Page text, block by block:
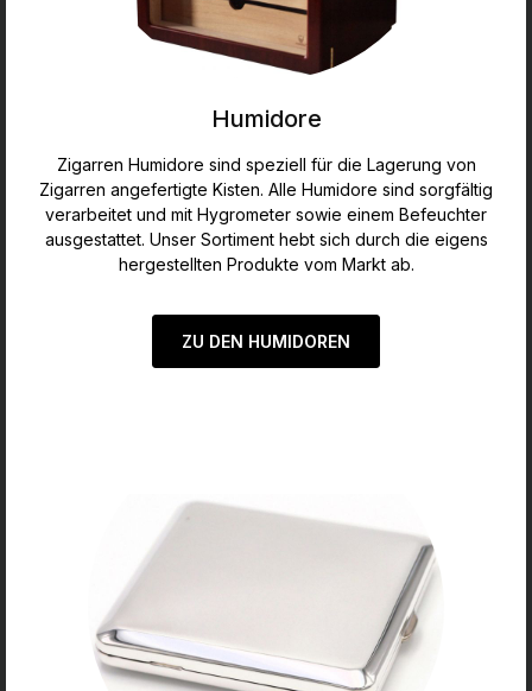
Humidore
Zigarren Humidore sind speziell für die Lagerung von
Zigarren angefertigte Kisten. Alle Humidore sind sorgfältig
verarbeitet und mit Hygrometer sowie einem Befeuchter
ausgestattet. Unser Sortiment hebt sich durch die eigens
hergestellten Produkte vom Markt ab.
ZU DEN HUMIDOREN